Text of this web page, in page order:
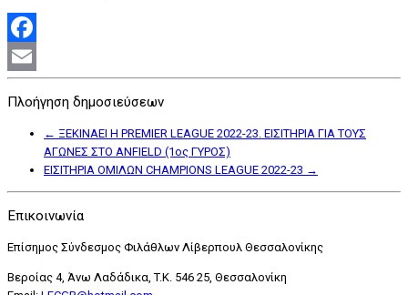
Facebook
Πλοήγηση δημοσιεύσεων
← ΞΕΚΙΝΑΕΙ Η PREMIER LEAGUE 2022-23. ΕΙΣΙΤΗΡΙΑ ΓΙΑ ΤΟΥΣ
ΑΓΩΝΕΣ ΣΤΟ ANFIELD (1ος ΓΥΡΟΣ)
ΕΙΣΙΤΗΡΙΑ ΟΜΙΛΩΝ CHAMPIONS LEAGUE 2022-23 →
Επικοινωνία
Επίσημος Σύνδεσμος Φιλάθλων Λίβερπουλ Θεσσαλονίκης
Βεροίας 4, Άνω Λαδάδικα, T.K. 546 25, Θεσσαλονίκη